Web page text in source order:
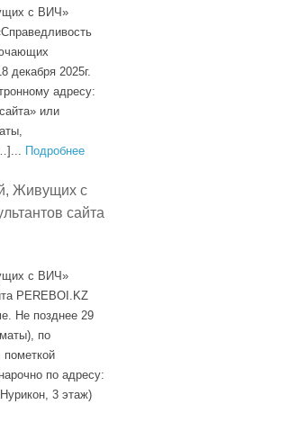
с ВИЧ»
декабря 2025г.
адресу:
или
Подробнее
Живущих с
сайта
с ВИЧ»
PEREBOI.KZ
Не позднее 29
по
по адресу:
3 этаж)